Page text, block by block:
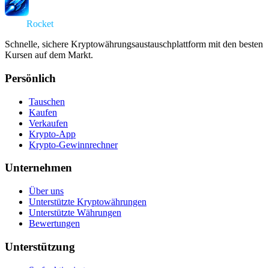
Rocket
Schnelle, sichere Kryptowährungsaustauschplattform mit den besten
Kursen auf dem Markt.
Persönlich
Tauschen
Kaufen
Verkaufen
Krypto-App
Krypto-Gewinnrechner
Unternehmen
Über uns
Unterstützte Kryptowährungen
Unterstützte Währungen
Bewertungen
Unterstützung